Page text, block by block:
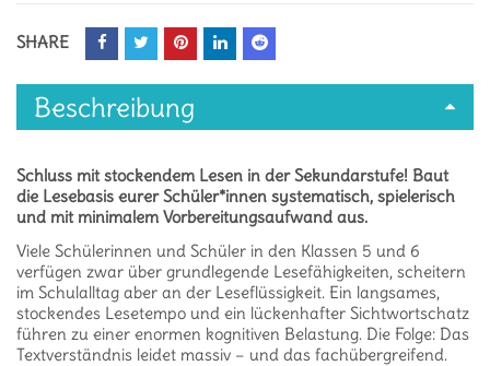
SHARE
Beschreibung
Schluss mit stockendem Lesen in der Sekundarstufe! Baut
die Lesebasis eurer Schüler*innen systematisch, spielerisch
und mit minimalem Vorbereitungsaufwand aus.
Viele Schülerinnen und Schüler in den Klassen 5 und 6
verfügen zwar über grundlegende Lesefähigkeiten, scheitern
im Schulalltag aber an der Leseflüssigkeit. Ein langsames,
stockendes Lesetempo und ein lückenhafter Sichtwortschatz
führen zu einer enormen kognitiven Belastung. Die Folge: Das
Textverständnis leidet massiv – und das fachübergreifend.